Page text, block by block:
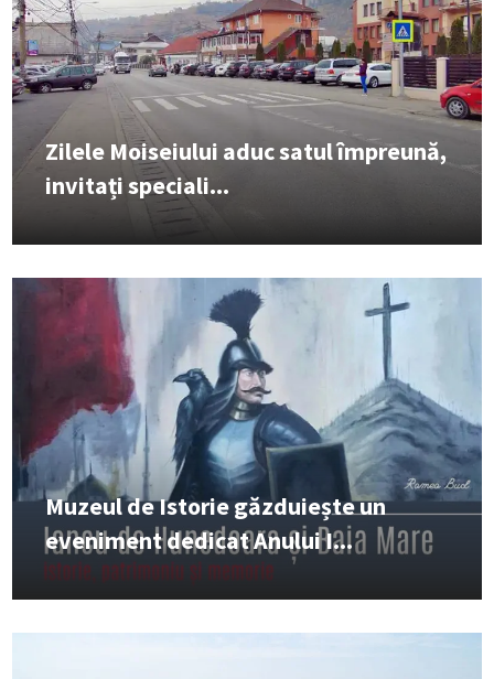
Zilele Moiseiului aduc satul împreună,
invitați speciali...
Muzeul de Istorie găzduiește un
eveniment dedicat Anului I...